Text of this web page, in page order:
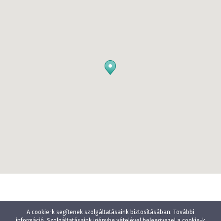
A cookie-k segítenek szolgáltatásaink biztosításában. További